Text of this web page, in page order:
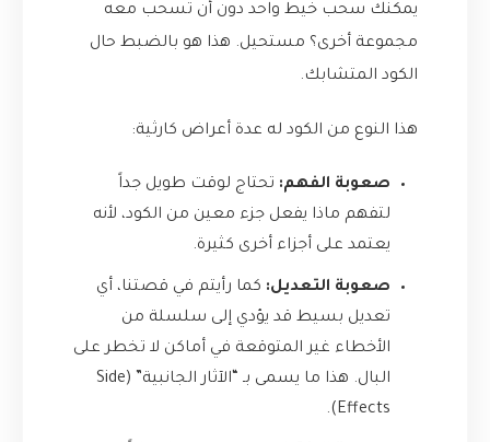
يمكنك سحب خيط واحد دون أن تسحب معه
مجموعة أخرى؟ مستحيل. هذا هو بالضبط حال
الكود المتشابك.
هذا النوع من الكود له عدة أعراض كارثية:
صعوبة الفهم: تحتاج لوقت طويل جداً
لتفهم ماذا يفعل جزء معين من الكود، لأنه
يعتمد على أجزاء أخرى كثيرة.
صعوبة التعديل: كما رأيتم في قصتنا، أي
تعديل بسيط قد يؤدي إلى سلسلة من
الأخطاء غير المتوقعة في أماكن لا تخطر على
البال. هذا ما يسمى بـ “الآثار الجانبية” (Side
Effects).